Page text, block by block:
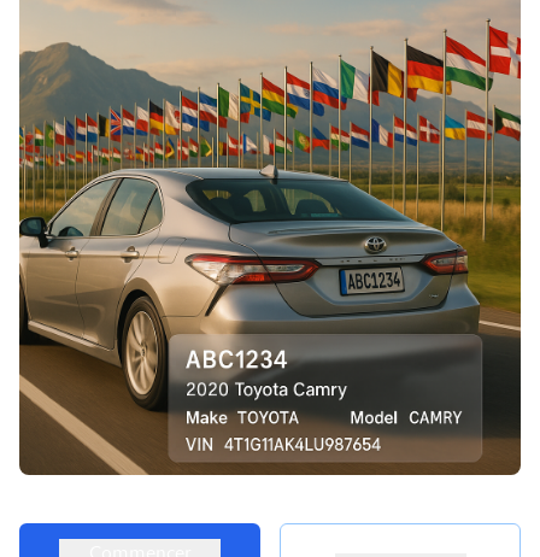
Options de produit